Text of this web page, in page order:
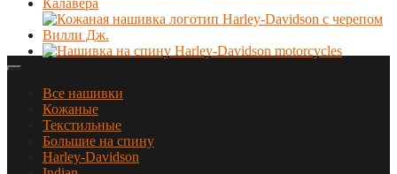
Все нашивки
Кожаные
Текстильные
Большие на спину
Harley-Davidson